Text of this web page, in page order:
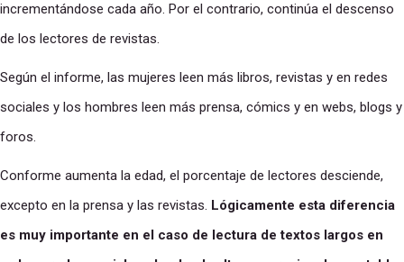
incrementándose cada año. Por el contrario, continúa el descenso
de los lectores de revistas.
Según el informe, las mujeres leen más libros, revistas y en redes
sociales y los hombres leen más prensa, cómics y en webs, blogs y
foros.
Conforme aumenta la edad, el porcentaje de lectores desciende,
excepto en la prensa y las revistas. Lógicamente esta diferencia
es muy importante en el caso de lectura de textos largos en